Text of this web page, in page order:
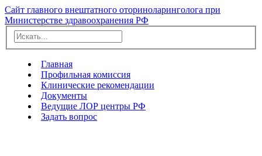
Сайт главного внештатного оториноларинголога при
Министерстве здравоохранения РФ
Главная
Профильная комиссия
Клинические рекомендации
Документы
Ведущие ЛОР центры РФ
Задать вопрос